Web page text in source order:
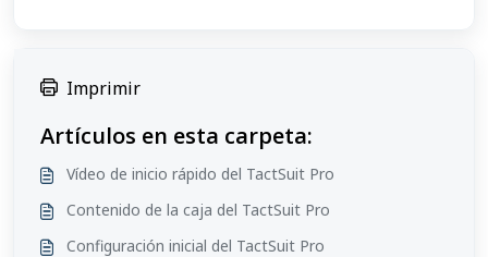
Imprimir
Artículos en esta carpeta:
Vídeo de inicio rápido del TactSuit Pro
Contenido de la caja del TactSuit Pro
Configuración inicial del TactSuit Pro